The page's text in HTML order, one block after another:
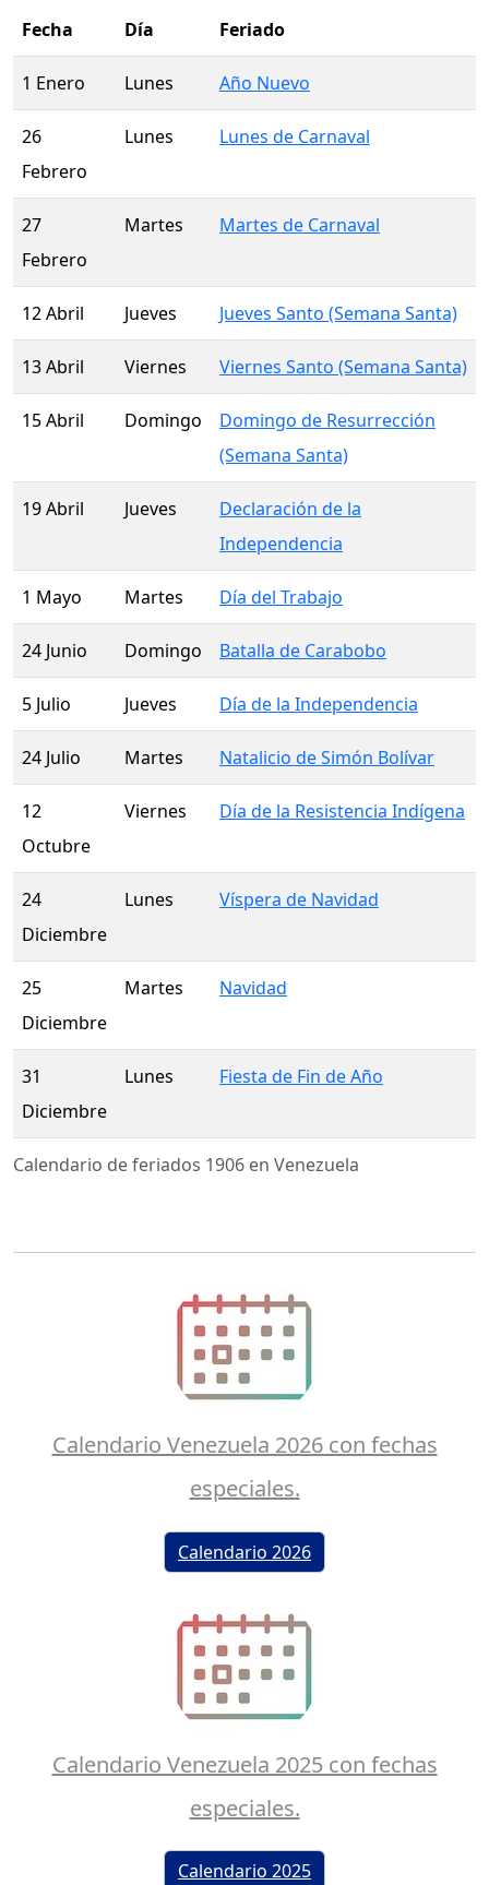
Calendario de feriados 1906 en Venezuela
Fecha Día Feriado
1 Enero Lunes Año Nuevo
26
Febrero
Lunes Lunes de Carnaval
27
Febrero
Martes Martes de Carnaval
12 Abril Jueves Jueves Santo (Semana Santa)
13 Abril Viernes Viernes Santo (Semana Santa)
15 Abril Domingo
Domingo de Resurrección
(Semana Santa)
19 Abril Jueves
Declaración de la
Independencia
1 Mayo Martes Día del Trabajo
24 Junio Domingo Batalla de Carabobo
5 Julio Jueves Día de la Independencia
24 Julio Martes Natalicio de Simón Bolívar
12
Octubre
Viernes Día de la Resistencia Indígena
24
Diciembre
Lunes Víspera de Navidad
25
Diciembre
Martes Navidad
31
Diciembre
Lunes Fiesta de Fin de Año
Calendario Venezuela 2026 con fechas
especiales.
Calendario 2026
Calendario Venezuela 2025 con fechas
especiales.
Calendario 2025